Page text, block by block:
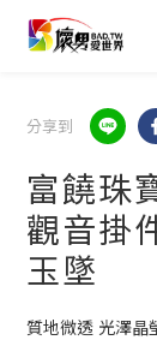
分享到
富饒珠
觀音掛
玉墜
質地微透 光澤晶